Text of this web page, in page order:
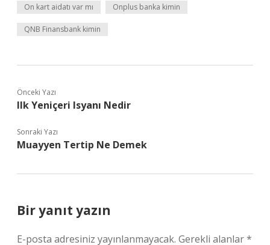
On kart aidatı var mı Onplus banka kimin
QNB Finansbank kimin
Önceki Yazı
Ilk Yeniçeri Isyanı Nedir
Sonraki Yazı
Muayyen Tertip Ne Demek
Bir yanıt yazın
E-posta adresiniz yayınlanmayacak. Gerekli alanlar*